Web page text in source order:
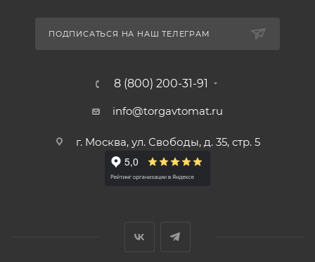
ПОДПИСАТЬСЯ НА НАШ ТЕЛЕГРАМ
8 (800) 200-31-91
info@torgavtomat.ru
г. Москва, ул. Свободы, д. 35, стр. 5